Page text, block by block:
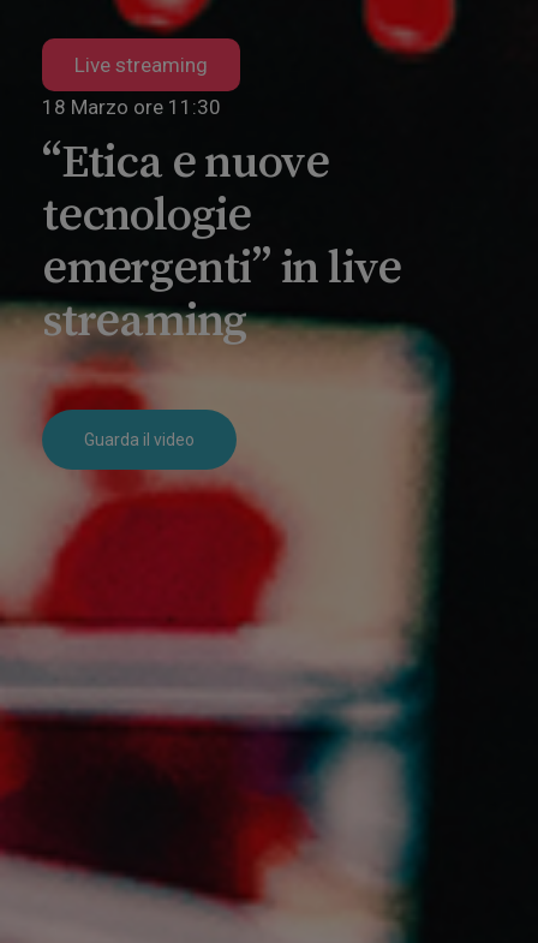
Live streaming
18 Marzo ore 11:30
“Etica e nuove
tecnologie
emergenti” in live
streaming
Guarda il video